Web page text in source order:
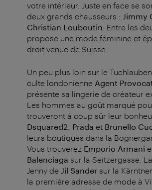
votre intérieur. Juste en face se
deux grands chausseurs : Jimmy
Christian Louboutin . Entre les
propose une mode féminine et
droit venue de Suisse.
Un peu plus loin sur le
culte londonienne Agent
présente sa lingerie de créateur
Les hommes au goût marqué
trouveront à coup sûr leur
Dsquared2. Prada et Brunello
leurs boutiques dans la
Vous trouverez Emporio Armani
Balenciaga sur la Seitzergasse.
Jenny de Jil Sander sur la
la première adresse de mode à